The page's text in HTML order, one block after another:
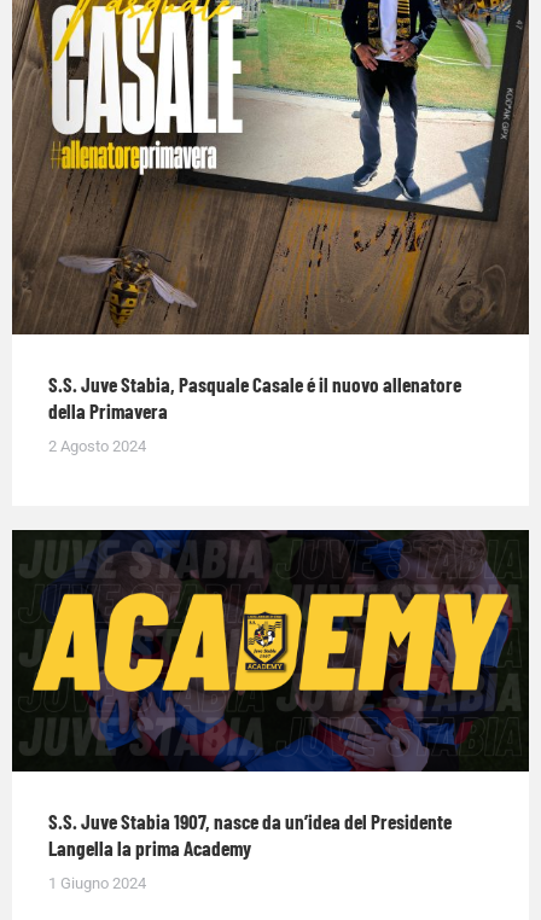
S.S. Juve Stabia, Pasquale Casale é il nuovo allenatore
della Primavera
2 Agosto 2024
S.S. Juve Stabia 1907, nasce da un’idea del Presidente
Langella la prima Academy
1 Giugno 2024